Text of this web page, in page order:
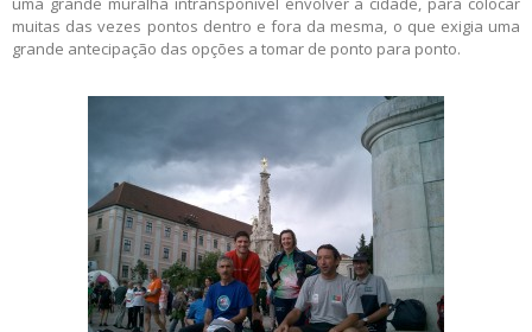
muitas das vezes pontos dentro e fora da mesma, o que exigia uma
grande antecipação das opções a tomar de ponto para ponto.